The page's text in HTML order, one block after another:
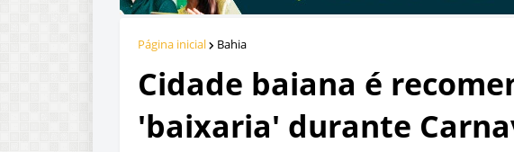
Página inicial Bahia
Cidade baiana é
'baixaria' durante